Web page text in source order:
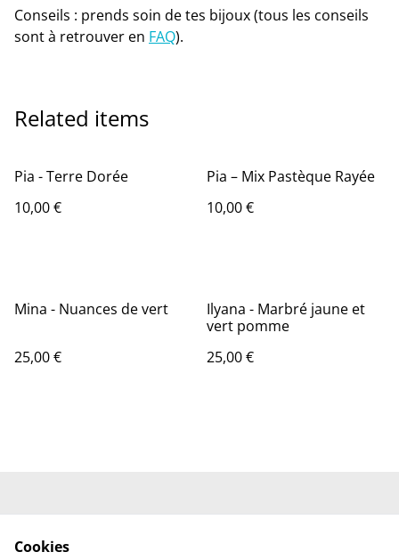
Conseils : prends soin de tes bijoux (tous les conseils
sont à retrouver en FAQ).
Related items
Pia - Terre Dorée
10,00 €
Pia – Mix Pastèque Rayée
10,00 €
Mina - Nuances de vert
25,00 €
Ilyana - Marbré jaune et
vert pomme
25,00 €
Cookies